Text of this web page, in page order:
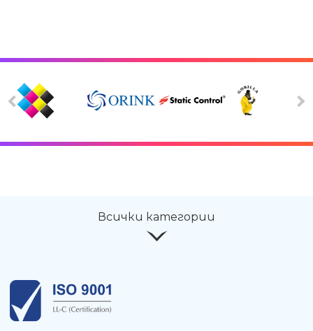
Всички категории